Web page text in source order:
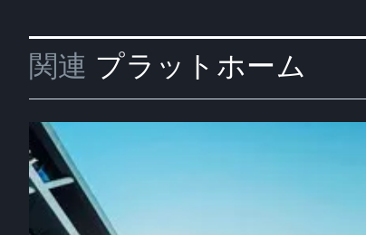
関連 プラットホーム